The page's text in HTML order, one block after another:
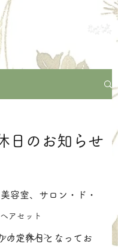
・ド・メイク
区中村の美容室
アセット
ト＜大人＞
日のお知らせ
容室、サロン・ド・
の定休日となってお